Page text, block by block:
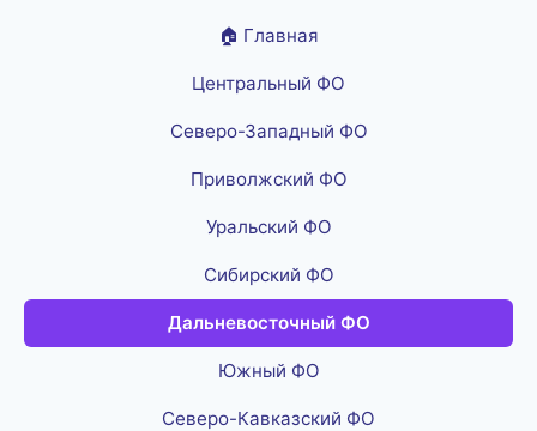
🏠 Главная
Центральный ФО
Северо-Западный ФО
Приволжский ФО
Уральский ФО
Сибирский ФО
Дальневосточный ФО
Южный ФО
Северо-Кавказский ФО